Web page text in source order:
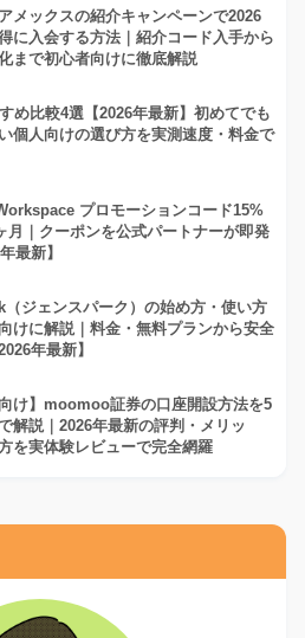
メックスの紹介キャンペーンで2026
に入会する方法｜紹介コード入手から
まで初心者向けに徹底解説
め比較4選【2026年最新】初めてでも
個人向けの選び方を実測速度・料金で
プロモーションコード15%
月｜クーポンを公式パートナーが即発
最新】
ジェンスパーク）の始め方・使い方
けに解説｜料金・無料プランから安全
年最新】
向け】moomoo証券の口座開設方法を5
解説｜2026年最新の評判・メリッ
を実体験レビューで完全網羅